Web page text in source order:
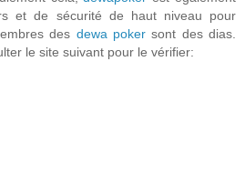
et de sécurité de haut niveau pour
des dewa poker sont des dias.
le site suivant pour le vérifier: